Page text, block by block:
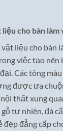
cho bàn làm
liệu cho bàn
việc tạo nên
Các tông
được ưa
thất xung
tự nhiên, đá
đẳng cấp